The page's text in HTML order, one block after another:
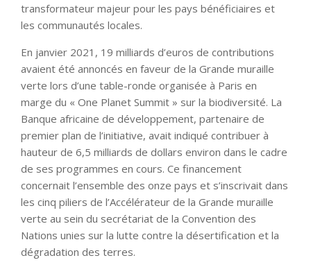
transformateur majeur pour les pays bénéficiaires et
les communautés locales.
En janvier 2021, 19 milliards d’euros de contributions
avaient été annoncés en faveur de la Grande muraille
verte lors d’une table-ronde organisée à Paris en
marge du « One Planet Summit » sur la biodiversité. La
Banque africaine de développement, partenaire de
premier plan de l’initiative, avait indiqué contribuer à
hauteur de 6,5 milliards de dollars environ dans le cadre
de ses programmes en cours. Ce financement
concernait l’ensemble des onze pays et s’inscrivait dans
les cinq piliers de l’Accélérateur de la Grande muraille
verte au sein du secrétariat de la Convention des
Nations unies sur la lutte contre la désertification et la
dégradation des terres.